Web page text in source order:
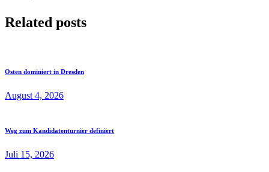
Related posts
Osten dominiert in Dresden
August 4, 2026
Weg zum Kandidatenturnier definiert
Juli 15, 2026